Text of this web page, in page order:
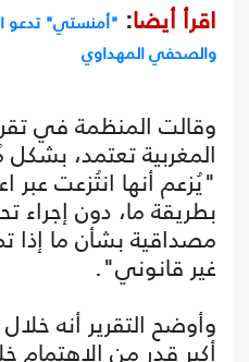
اقرأ أيضا: "أمنستي" تدعو
والصحفي المهداوي
وقالت المنظمة في
المغربية تعتمد،
"يُزعم أنها انتُزعت عبر
بطريقة ما، دون إجراء
مصداقية بشأن ما إذا
غير قانوني".
وأوضح التقرير أنه